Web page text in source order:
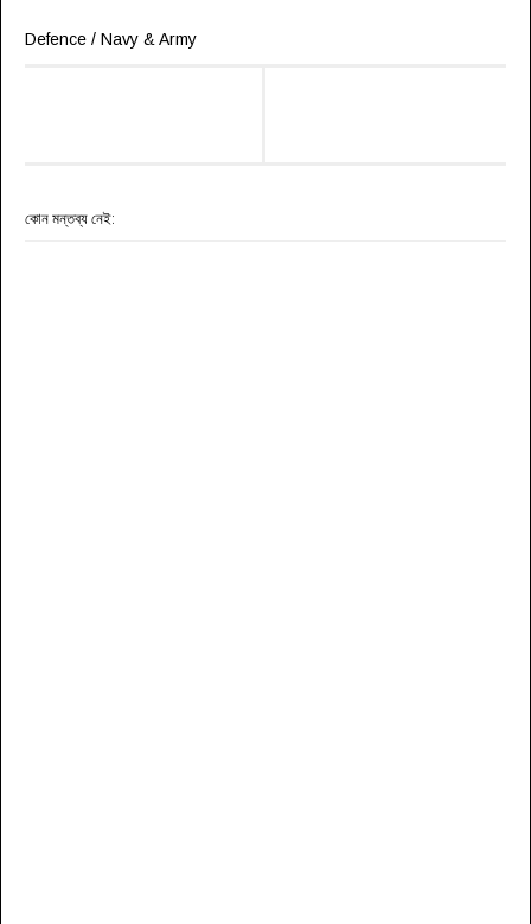
Defence / Navy & Army
কোন মন্তব্য নেই: